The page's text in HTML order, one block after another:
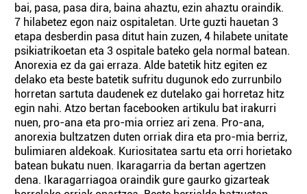
bai, pasa, pasa dira, baina ahaztu, ezin ahaztu oraindik.
7 hilabetez egon naiz ospitaletan. Urte guzti hauetan 3
etapa desberdin pasa ditut hain zuzen, 4 hilabete unitate
psikiatrikoetan eta 3 ospitale bateko gela normal batean.
Anorexia ez da gai erraza. Alde batetik hitz egiten ez
delako eta beste batetik sufritu dugunok edo zurrunbilo
horretan sartuta daudenek ez dutelako gai horretaz hitz
egin nahi. Atzo bertan facebooken artikulu bat irakurri
nuen, pro-ana eta pro-mia orriez ari zena. Pro-ana,
anorexia bultzatzen duten orriak dira eta pro-mia berriz,
bulimiaren aldekoak. Kuriositatea sartu eta orri horietako
batean bukatu nuen. Ikaragarria da bertan agertzen
dena. Ikaragarriagoa oraindik gure gaurko gizarteak